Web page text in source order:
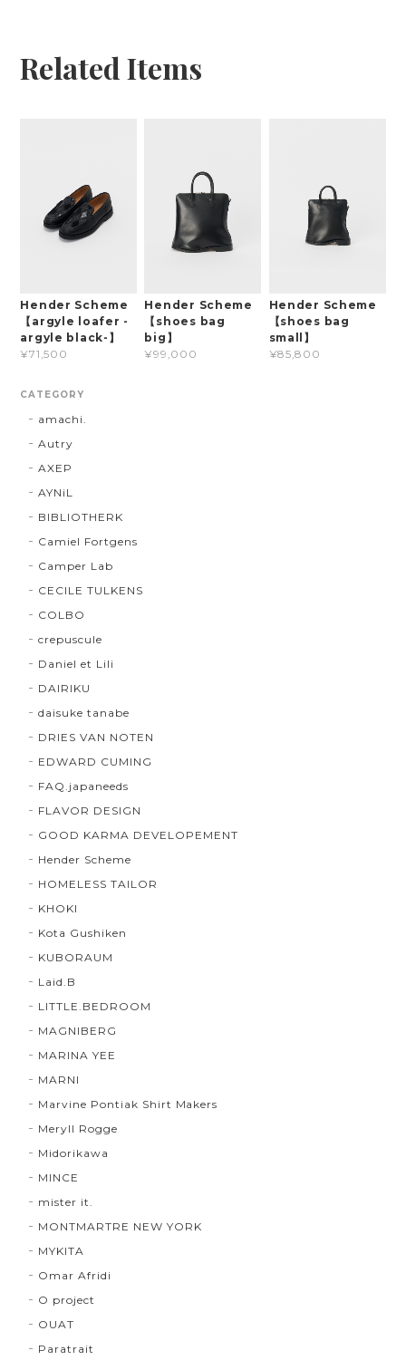
Related Items
Hender Scheme
【argyle loafer -
argyle black-】
¥71,500
Hender Scheme
【shoes bag
big】
¥99,000
Hender Scheme
【shoes bag
small】
¥85,800
CATEGORY
amachi.
Autry
AXEP
AYNiL
BIBLIOTHERK
Camiel Fortgens
Camper Lab
CECILE TULKENS
COLBO
crepuscule
Daniel et Lili
DAIRIKU
daisuke tanabe
DRIES VAN NOTEN
EDWARD CUMING
FAQ.japaneeds
FLAVOR DESIGN
GOOD KARMA DEVELOPEMENT
Hender Scheme
HOMELESS TAILOR
KHOKI
Kota Gushiken
KUBORAUM
Laid.B
LITTLE.BEDROOM
MAGNIBERG
MARINA YEE
MARNI
Marvine Pontiak Shirt Makers
Meryll Rogge
Midorikawa
MINCE
mister it.
MONTMARTRE NEW YORK
MYKITA
Omar Afridi
O project
OUAT
Paratrait